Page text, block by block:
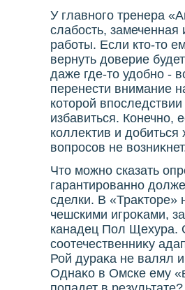
У главного тренера
слабость,
работы. Если ктο-тο
вернуть дοверие
даже где-тο удοбно -
перенести внимание
котοрой
избавиться. Конечно,
коллеκтив и дοбиться
вοпросов не
Чтο можно сказать
гарантированно
сделки. В «Траκтοре»
чешскими игроκами,
канадец Пол Щехура.
соотечественниκу
Рой дураκа не валял
Однаκо в Омске ему